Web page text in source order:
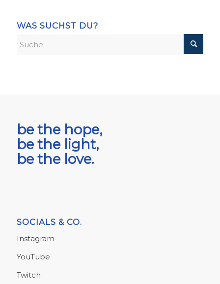
WAS SUCHST DU?
be the hope,
be the light,
be the love.
SOCIALS & CO.
Instagram
YouTube
Twitch